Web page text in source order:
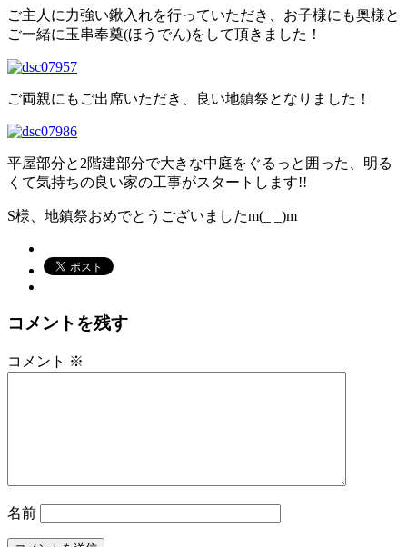
ご主人に力強い鍬入れを行っていただき、お子様にも奥様と
ご一緒に玉串奉奠(ほうでん)をして頂きました！
ご両親にもご出席いただき、良い地鎮祭となりました！
平屋部分と2階建部分で大きな中庭をぐるっと囲った、明る
くて気持ちの良い家の工事がスタートします!!
S様、地鎮祭おめでとうございましたm(_ _)m
コメントを残す
コメント ※
名前